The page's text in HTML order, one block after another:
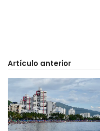
Artículo anterior